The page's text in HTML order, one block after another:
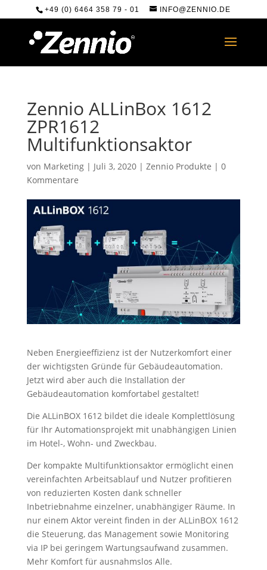
+49 (0) 6464 358 79 - 01 INFO@ZENNIO.DE
Zennio ALLinBox 1612
ZPR1612
Multifunktionsaktor
von Marketing| Juli 3, 2020| Zennio Produkte | 0
Kommentare
Neben Energieeffizienz ist der Nutzerkomfort einer
der wichtigsten Gründe für Gebäudeautomation.
Jetzt wird aber auch die Installation der
Gebäudeautomation komfortabel gestaltet!
Die ALLinBOX 1612 bildet die ideale Komplettlösung
für Ihr Automationsprojekt mit unabhängigen Linien
im Hotel-, Wohn- und Zweckbau.
Der kompakte Multifunktionsaktor ermöglicht einen
vereinfachten Arbeitsablauf und Nutzer profitieren
von reduzierten Kosten dank schneller
Inbetriebnahme einzelner, unabhängiger Räume. In
nur einem Aktor vereint finden in der ALLinBOX 1612
die Steuerung, das Management sowie Monitoring
via IP bei geringem Wartungsaufwand zusammen.
Mehr Komfort für ausnahmslos Alle.